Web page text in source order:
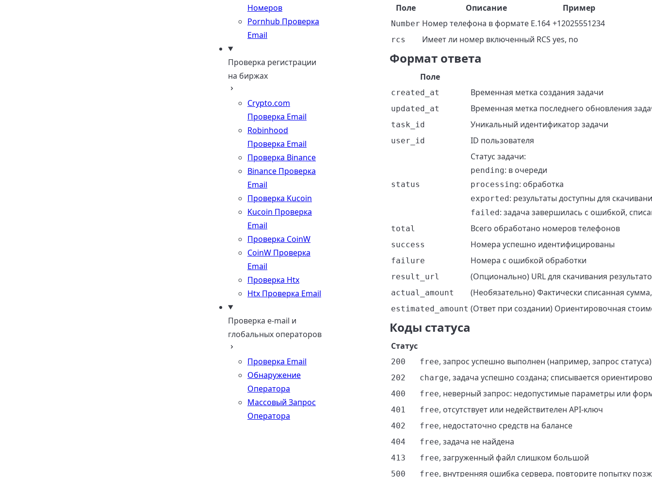
Номеров
Pornhub Проверка
Email
Проверка регистрации
на биржах
Crypto.com
Проверка Email
Robinhood
Проверка Email
Проверка Binance
Binance Проверка
Email
Проверка Kucoin
Kucoin Проверка
Email
Проверка CoinW
CoinW Проверка
Email
Проверка Htx
Htx Проверка Email
Проверка e-mail и
глобальных операторов
Проверка Email
Обнаружение
Оператора
Массовый Запрос
Оператора
Поле Описание Пример
Number Номер телефона в формате E.164 +12025551234
rcs Имеет ли номер включенный RCS yes, no
Формат ответа
Поле
created_at Временная метка создания задачи
updated_at Временная метка последнего обновления
task_id Уникальный идентификатор задачи
user_id ID пользователя
status
Статус задачи:
pending: в очереди
processing: обработка
exported: результаты доступны для
failed: задача завершилась с ошибкой,
total Всего обработано номеров телефонов
success Номера успешно идентифицированы
failure Номера с ошибкой обработки
result_url (Опционально) URL для скачивания
actual_amount (Необязательно) Фактически списанная
estimated_amount (Ответ при создании) Ориентировочная
Коды статуса
Статус
200 free, запрос успешно выполнен (например, запрос статуса)
202 charge, задача успешно создана; списывается
400 free, неверный запрос: недопустимые параметры или
401 free, отсутствует или недействителен API-ключ
402 free, недостаточно средств на балансе
404 free, задача не найдена
413 free, загруженный файл слишком большой
500 free, внутренняя ошибка сервера, повторите попытку